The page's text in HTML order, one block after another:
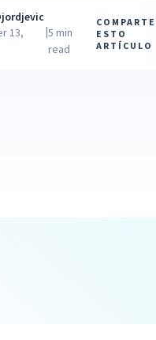
13,
|5 min
read
COMPARTE
ESTO
ARTÍCULO